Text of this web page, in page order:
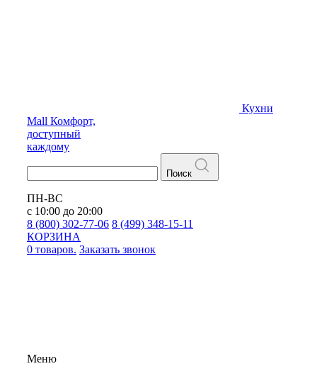
Кухни
Mall Комфорт,
доступный
каждому
Поиск
ПН-ВС
с 10:00 до 20:00
8 (800) 302-77-06 8 (499) 348-15-11
КОРЗИНА
0 товаров. Заказать звонок
Меню